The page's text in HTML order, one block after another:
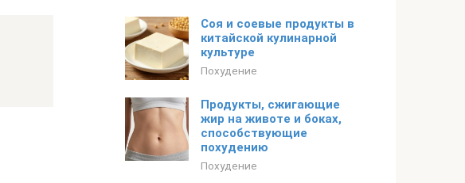
Соя и соевые продукты в
китайской кулинарной
культуре
Похудение
Продукты, сжигающие
жир на животе и боках,
способствующие
похудению
Похудение